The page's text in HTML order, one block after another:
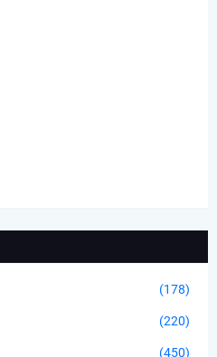
(178)
(220)
(450)